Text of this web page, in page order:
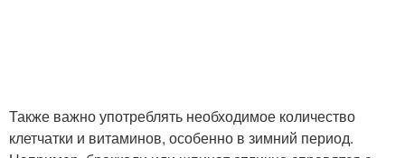
Также важно употреблять необходимое количество
клетчатки и витаминов, особенно в зимний период.